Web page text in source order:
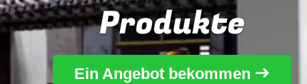
Produkte
Ein Angebot bekommen